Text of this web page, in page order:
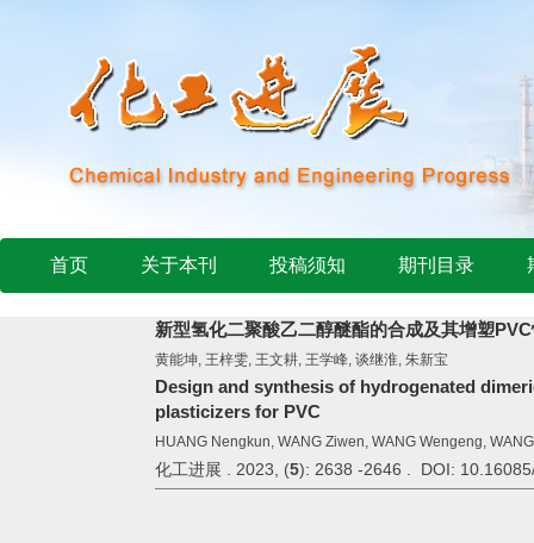
首页 关于本刊 投稿须知 期刊目录
新型氢化二聚酸乙二醇醚酯的合成及其增塑
黄能坤, 王梓雯, 王文耕, 王学峰, 谈继淮, 朱新宝
Design and synthesis of hydrogenated
plasticizers for PVC
HUANG Nengkun, WANG Ziwen, WANG Wengeng,
化工进展 . 2023, (5): 2638 -2646 . DOI: